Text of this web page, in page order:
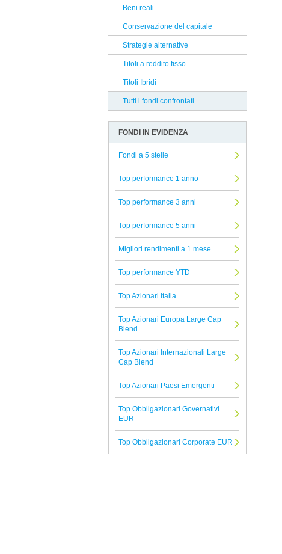
Reclami Assicurativi
Reclami Servizio di Investimento
AcomeA Sgr
Mediobanca
Hedge Invest
Morgan Stanley
Carmignac
Swisscanto
J.P. Morgan
Jupiter
Zest
Fidelity
Infusive Fund
Albermarle
Tutte le Società di Gestione
Beni reali
Conservazione del capitale
Strategie alternative
Titoli a reddito fisso
Titoli Ibridi
Tutti i fondi confrontati
FONDI IN EVIDENZA
Fondi a 5 stelle
Top performance 1 anno
Top performance 3 anni
Top performance 5 anni
Migliori rendimenti a 1 mese
Top performance YTD
Top Azionari Italia
Top Azionari Europa Large Cap
Blend
Top Azionari Internazionali Large
Cap Blend
Top Azionari Paesi Emergenti
Top Obbligazionari Governativi
EUR
Top Obbligazionari Corporate EUR